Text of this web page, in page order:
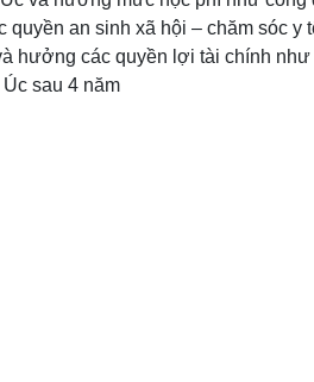
an sinh xã hội – chăm sóc y
hưởng các quyền lợi tài chính như
sau 4 năm